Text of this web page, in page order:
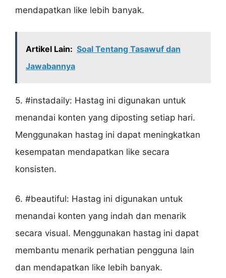
mendapatkan like lebih banyak.
Artikel Lain: Soal Tentang Tasawuf dan
Jawabannya
5. #instadaily: Hastag ini digunakan untuk
menandai konten yang diposting setiap hari.
Menggunakan hastag ini dapat meningkatkan
kesempatan mendapatkan like secara
konsisten.
6. #beautiful: Hastag ini digunakan untuk
menandai konten yang indah dan menarik
secara visual. Menggunakan hastag ini dapat
membantu menarik perhatian pengguna lain
dan mendapatkan like lebih banyak.